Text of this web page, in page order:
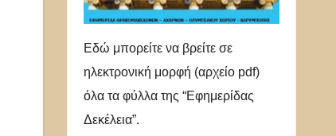
Εδώ μπορείτε να βρείτε σε
ηλεκτρονική μορφή (αρχείο pdf)
όλα τα φύλλα της “Εφημερίδας
Δεκέλεια”.